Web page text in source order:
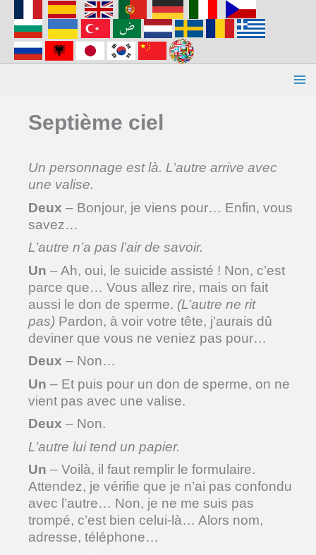
contenu
Septième ciel
Un personnage est là. L’autre arrive avec
une valise.
Deux – Bonjour, je viens pour… Enfin, vous
savez…
L’autre n’a pas l’air de savoir.
Un – Ah, oui, le suicide assisté ! Non, c’est
parce que… Vous allez rire, mais on fait
aussi le don de sperme. (L’autre ne rit
pas) Pardon, à voir votre tête, j’aurais dû
deviner que vous ne veniez pas pour…
Deux – Non…
Un – Et puis pour un don de sperme, on ne
vient pas avec une valise.
Deux – Non.
L’autre lui tend un papier.
Un – Voilà, il faut remplir le formulaire.
Attendez, je vérifie que je n’ai pas confondu
avec l’autre… Non, je ne me suis pas
trompé, c’est bien celui-là… Alors nom,
adresse, téléphone…